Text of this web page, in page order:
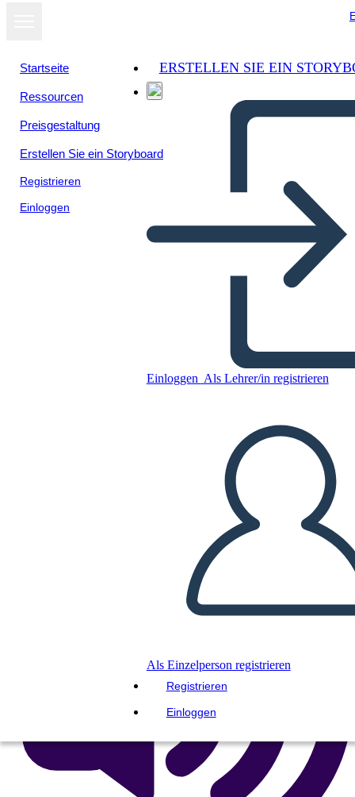
Startseite
Ressourcen
Preisgestaltung
Erstellen Sie ein Storyboard
Registrieren
Einloggen
ERSTELLEN SIE EIN
Einloggen Als Lehrer/in registrieren
Als Einzelperson registrieren
Registrieren
Einloggen
5W de la Ley de Derechos
Civiles Ejemplo
Kopieren Sie dieses Storyboard
ERSTELLEN SIE EIN STORYBOARD
DIASHOW ABSPIELEN
LIES MIR VOR